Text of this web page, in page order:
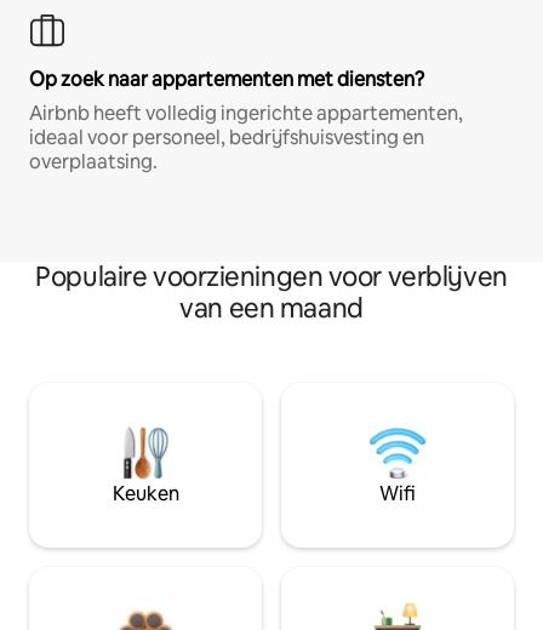
Op zoek naar appartementen met diensten?
Airbnb heeft volledig ingerichte appartementen,
ideaal voor personeel, bedrijfshuisvesting en
overplaatsing.
Populaire voorzieningen voor verblijven
van een maand
Keuken Wifi